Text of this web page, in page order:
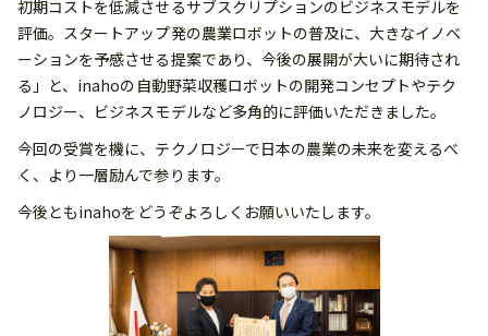
初期コストを低減させるサブスクリプションのビジネスモデルを
評価。スタートアップ発の農業ロボットの普及に、大きなイノベ
ーションを予感させる提案であり、今後の展開が大いに期待され
る」と、inahoの自動野菜収穫ロボットの開発コンセプトやテク
ノロジー、ビジネスモデルなど多角的に評価いただきました。
今回の受賞を機に、テクノロジーで日本の農業の未来を変えるべ
く、より一層励んで参ります。
今後ともinahoをどうぞよろしくお願いいたします。